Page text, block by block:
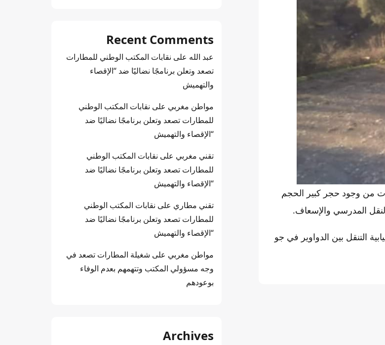
من وجود حجر كبير الحجم
المدرسي والإسعاف.
التنقل بين الدواوير في جو
Recent Comments
عبد الله على نقابات المكتب الوطني للمطارات
تصعد وتعلن برنامجًا نضاليًا ضد “الإقصاء
والتهميش
مواطن مغربي على نقابات المكتب الوطني
للمطارات تصعد وتعلن برنامجًا نضاليًا ضد
“الإقصاء والتهميش
تقني مغربي على نقابات المكتب الوطني
للمطارات تصعد وتعلن برنامجًا نضاليًا ضد
“الإقصاء والتهميش
تقني مطاري على نقابات المكتب الوطني
للمطارات تصعد وتعلن برنامجًا نضاليًا ضد
“الإقصاء والتهميش
مواطن مغربي على شغيلة المطارات تصعد في
وجه مسؤولي المكتب وتتهمهم بعدم الوفاء
بوعودهم
Archives